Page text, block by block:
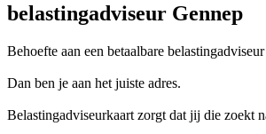
belastingadviseur Gennep
Behoefte aan een betaalbare
Dan ben je aan het juiste adres.
Belastingadviseurkaart zorgt dat jij die zoekt